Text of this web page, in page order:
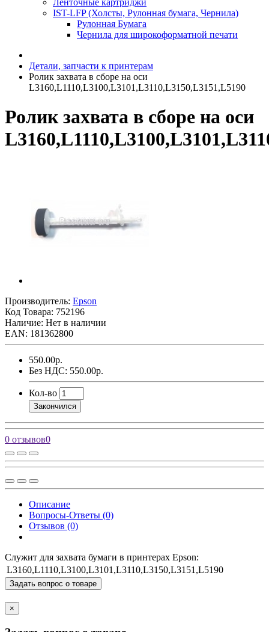
Ленточные картриджи
IST-LFP (Холсты, Рулонная бумага, Чернила)
Рулонная Бумага
Чернила для широкоформатной печати
Детали, запчасти к принтерам
Ролик захвата в сборе на оси
L3160,L1110,L3100,L3101,L3110,L3150,L3151,L5190
Ролик захвата в сборе на оси
Производитель: Epson
Код Товара: 752196
Наличие: Нет в наличии
EAN: 181362800
550.00р.
Без НДС: 550.00р.
Кол-во
Закончился
0 отзывов0
Описание
Вопросы-Ответы (0)
Отзывов (0)
Служит для захвата бумаги в принтерах Epson:
L3160,L1110,L3100,L3101,L3110,L3150,L3151,L5190
Задать вопрос о товаре
×